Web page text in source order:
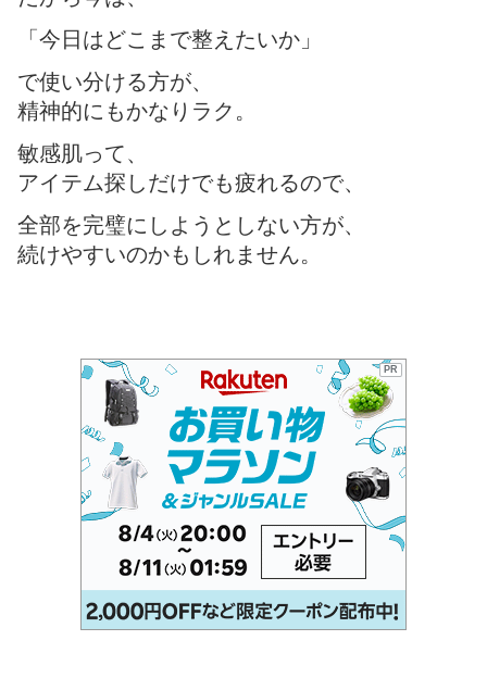
「今日はどこまで整えたいか」
で使い分ける方が、
精神的にもかなりラク。
敏感肌って、
アイテム探しだけでも疲れるので、
全部を完璧にしようとしない方が、
続けやすいのかもしれません。
PR